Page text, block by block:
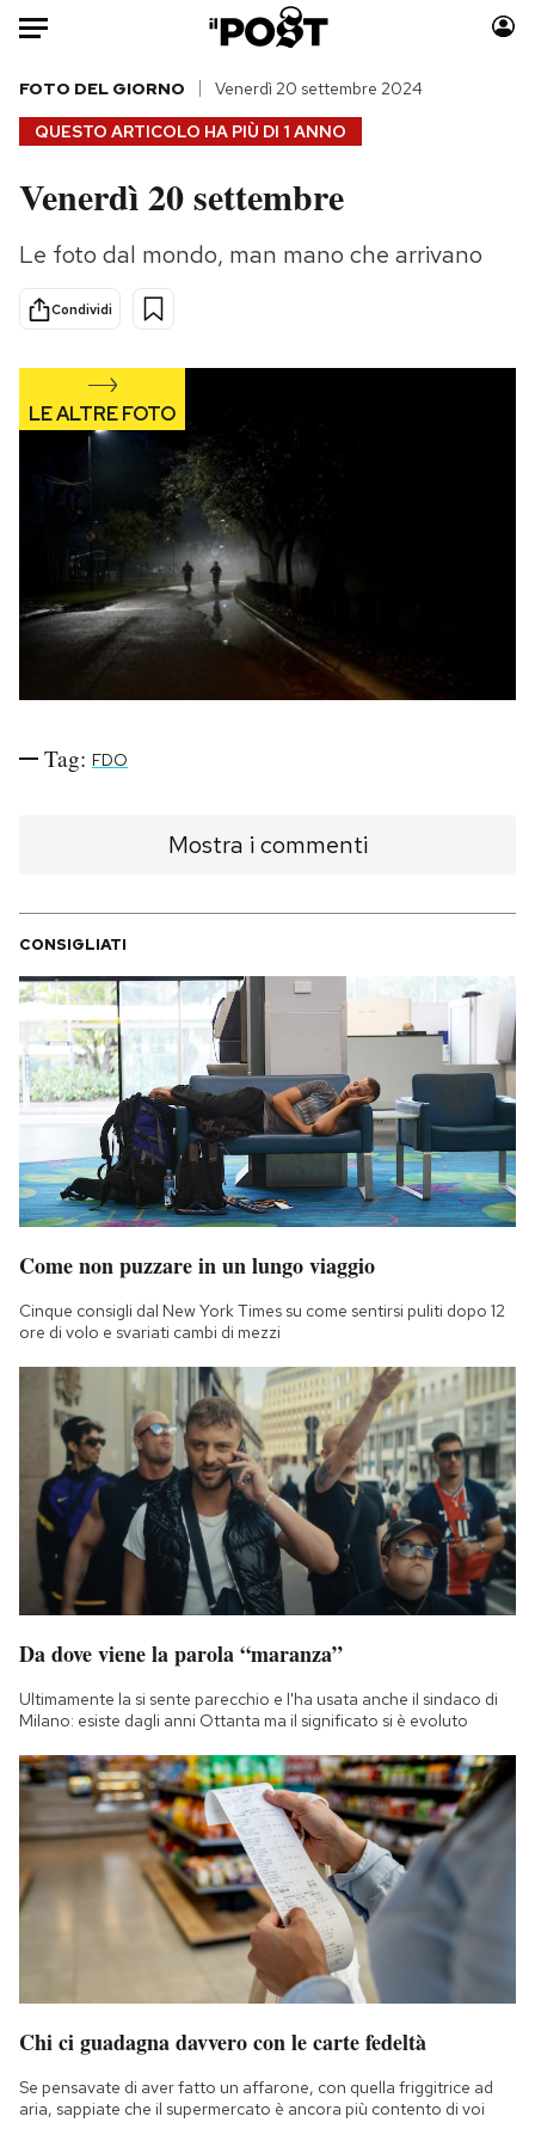
Auto
HOME
Italia
Politica
Tecnologia
Scienza
Cultura
Economia
Sport
Moda
Consumismi
Media
Altrecose
Mondiali calcio 2026
PODCAST
NEWSLETTER
AREA PERSONALE
Area Personale
Newsletter
Notifiche mobile
Regala il Post
Hai bisogno di aiuto?
Esci
QUESTO ARTICOLO HA PIÙ DI 1 ANNO
FOTO DEL GIORNO Venerdì 20 settembre 2024
Venerdì 20 settembre
Le foto dal mondo, man mano che arrivano
Condividi
Tag: FDO
Mostra i commenti
CONSIGLIATI
Come non puzzare in un lungo viaggio
Cinque consigli dal New York Times su come sentirsi puliti dopo 12
ore di volo e svariati cambi di mezzi
Da dove viene la parola “maranza”
Ultimamente la si sente parecchio e l'ha usata anche il sindaco di
Milano: esiste dagli anni Ottanta ma il significato si è evoluto
Chi ci guadagna davvero con le carte fedeltà
Se pensavate di aver fatto un affarone, con quella friggitrice ad
aria, sappiate che il supermercato è ancora più contento di voi